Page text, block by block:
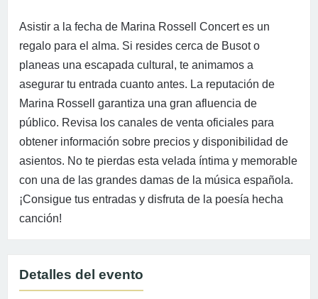
Asistir a la fecha de Marina Rossell Concert es un
regalo para el alma. Si resides cerca de Busot o
planeas una escapada cultural, te animamos a
asegurar tu entrada cuanto antes. La reputación de
Marina Rossell garantiza una gran afluencia de
público. Revisa los canales de venta oficiales para
obtener información sobre precios y disponibilidad de
asientos. No te pierdas esta velada íntima y memorable
con una de las grandes damas de la música española.
¡Consigue tus entradas y disfruta de la poesía hecha
canción!
Detalles del evento